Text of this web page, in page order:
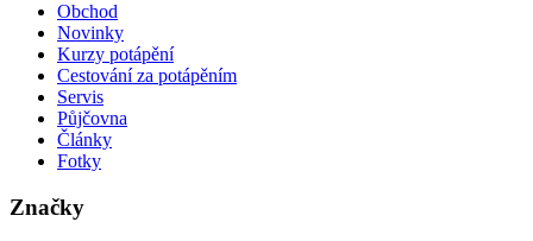
Obchod
Novinky
Kurzy potápění
Cestování za potápěním
Servis
Půjčovna
Články
Fotky
Značky